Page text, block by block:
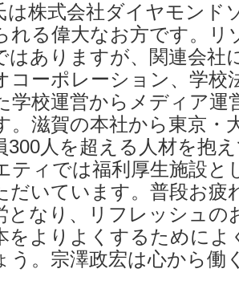
は株式会社ダイヤモンド
れる偉大なお方です。リ
はありますが、関連会社
コーポレーション、学校
学校運営からメディア運
。滋賀の本社から東京・
300人を超える人材を抱
ティでは福利厚生施設と
だいています。普段お疲
となり、リフレッシュの
をよりよくするためによ
う。宗澤政宏は心から働